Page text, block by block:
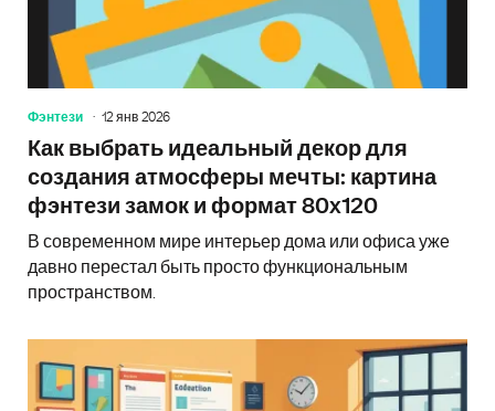
Фэнтези 12 янв 2026
Как выбрать идеальный декор для
создания атмосферы мечты: картина
фэнтези замок и формат 80x120
В современном мире интерьер дома или офиса уже
давно перестал быть просто функциональным
пространством.